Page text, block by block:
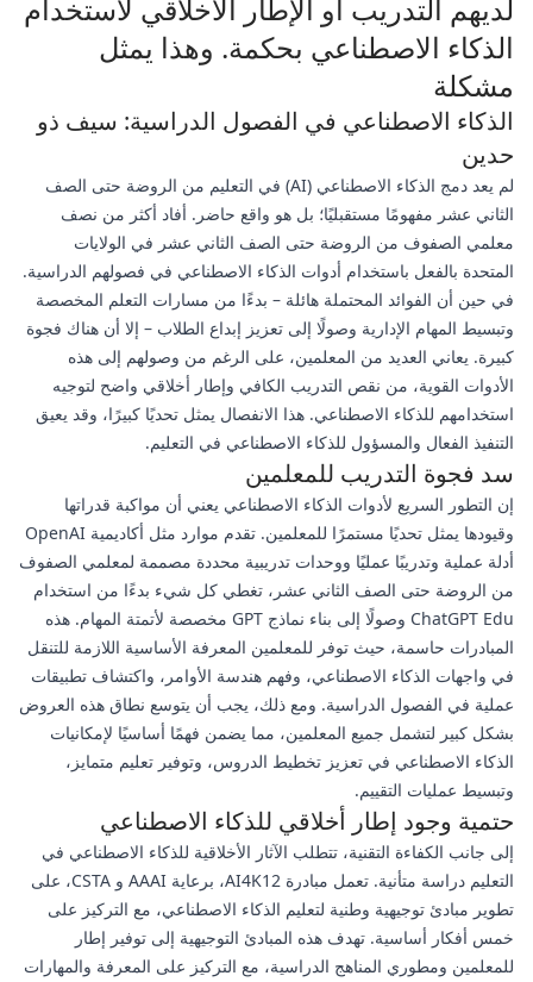
لديهم التدريب أو الإطار الأخلاقي لاستخدام
الذكاء الاصطناعي بحكمة. وهذا يمثل
مشكلة
الذكاء الاصطناعي في الفصول الدراسية: سيف ذو
حدين
لم يعد دمج الذكاء الاصطناعي (AI) في التعليم من الروضة حتى الصف
الثاني عشر مفهومًا مستقبليًا؛ بل هو واقع حاضر. أفاد أكثر من نصف
معلمي الصفوف من الروضة حتى الصف الثاني عشر في الولايات
المتحدة بالفعل باستخدام أدوات الذكاء الاصطناعي في فصولهم الدراسية.
في حين أن الفوائد المحتملة هائلة – بدءًا من مسارات التعلم المخصصة
وتبسيط المهام الإدارية وصولًا إلى تعزيز إبداع الطلاب – إلا أن هناك فجوة
كبيرة. يعاني العديد من المعلمين، على الرغم من وصولهم إلى هذه
الأدوات القوية، من نقص التدريب الكافي وإطار أخلاقي واضح لتوجيه
استخدامهم للذكاء الاصطناعي. هذا الانفصال يمثل تحديًا كبيرًا، وقد يعيق
التنفيذ الفعال والمسؤول للذكاء الاصطناعي في التعليم.
سد فجوة التدريب للمعلمين
إن التطور السريع لأدوات الذكاء الاصطناعي يعني أن مواكبة قدراتها
وقيودها يمثل تحديًا مستمرًا للمعلمين. تقدم موارد مثل أكاديمية OpenAI
أدلة عملية وتدريبًا عمليًا ووحدات تدريبية محددة مصممة لمعلمي الصفوف
من الروضة حتى الصف الثاني عشر، تغطي كل شيء بدءًا من استخدام
ChatGPT Edu وصولًا إلى بناء نماذج GPT مخصصة لأتمتة المهام. هذه
المبادرات حاسمة، حيث توفر للمعلمين المعرفة الأساسية اللازمة للتنقل
في واجهات الذكاء الاصطناعي، وفهم هندسة الأوامر، واكتشاف تطبيقات
عملية في الفصول الدراسية. ومع ذلك، يجب أن يتوسع نطاق هذه العروض
بشكل كبير لتشمل جميع المعلمين، مما يضمن فهمًا أساسيًا لإمكانيات
الذكاء الاصطناعي في تعزيز تخطيط الدروس، وتوفير تعليم متمايز،
وتبسيط عمليات التقييم.
حتمية وجود إطار أخلاقي للذكاء الاصطناعي
إلى جانب الكفاءة التقنية، تتطلب الآثار الأخلاقية للذكاء الاصطناعي في
التعليم دراسة متأنية. تعمل مبادرة AI4K12، برعاية AAAI و CSTA، على
تطوير مبادئ توجيهية وطنية لتعليم الذكاء الاصطناعي، مع التركيز على
خمس أفكار أساسية. تهدف هذه المبادئ التوجيهية إلى توفير إطار
للمعلمين ومطوري المناهج الدراسية، مع التركيز على المعرفة والمهارات